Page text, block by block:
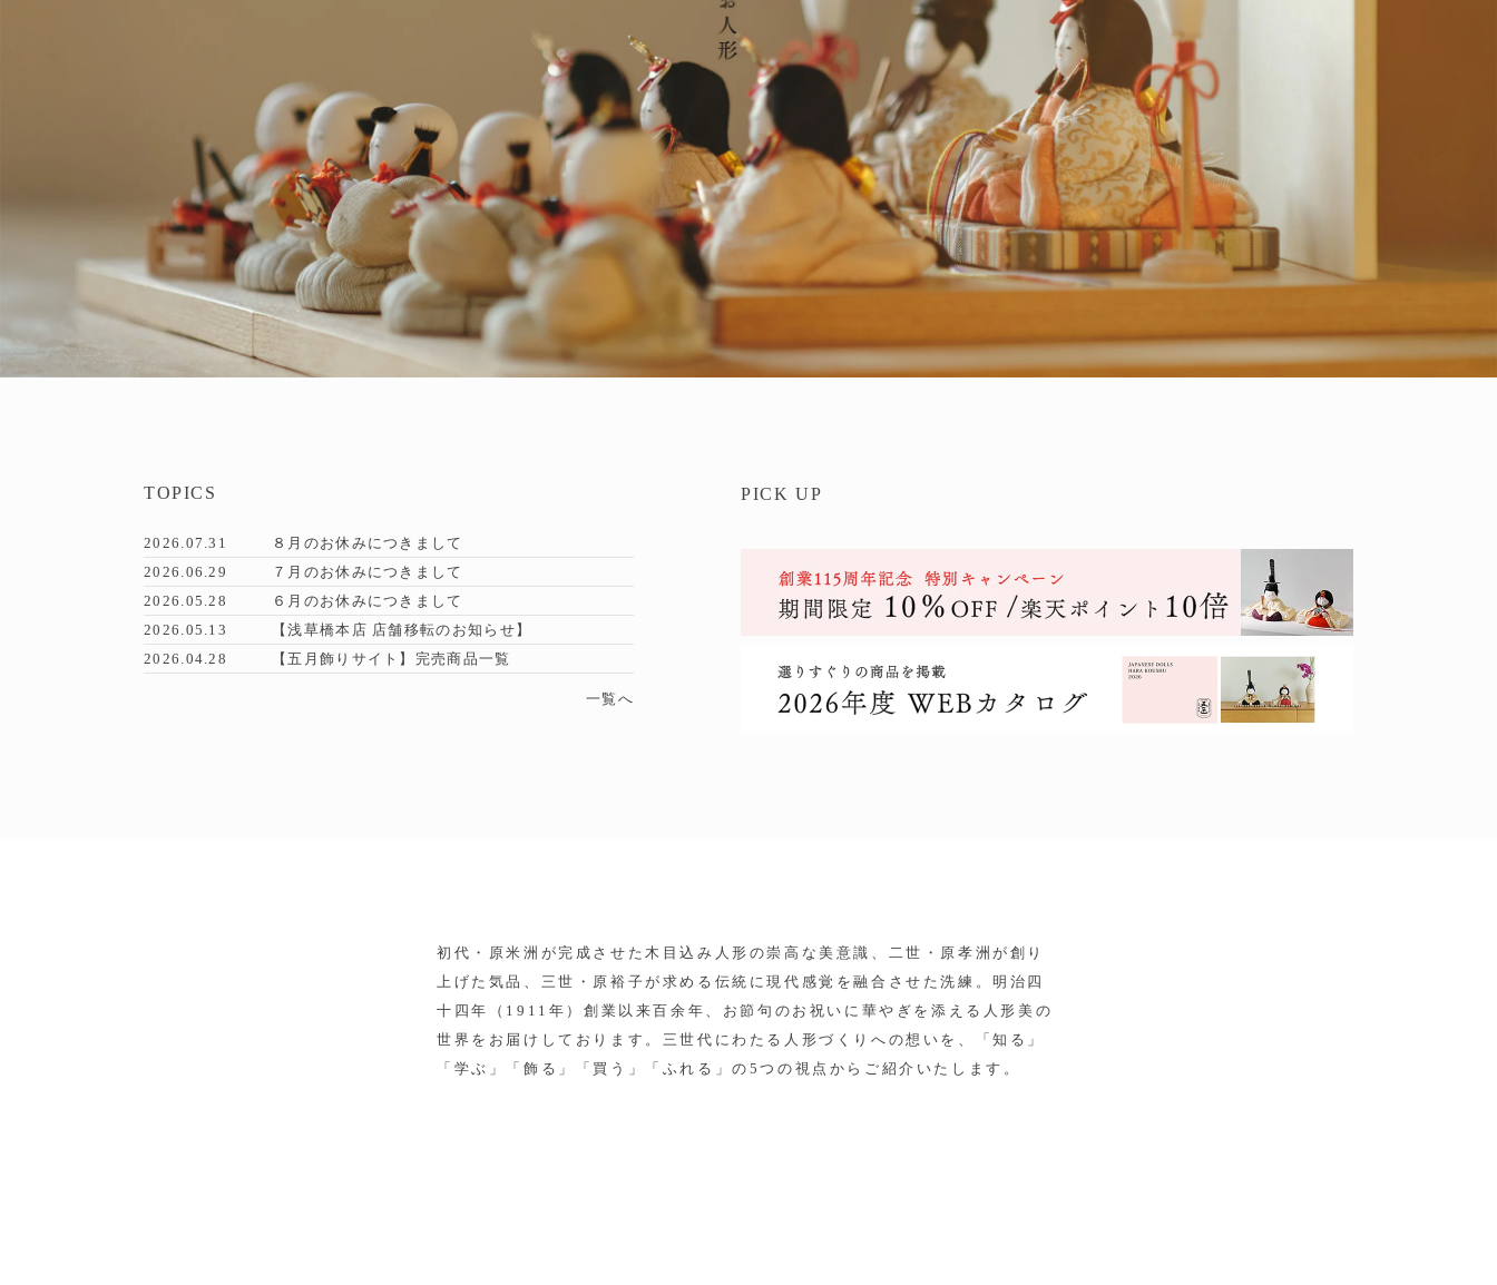
TOPICS
2026.07.31
８月のお休みにつきまして
2026.06.29
７月のお休みにつきまして
2026.05.28
６月のお休みにつきまして
2026.05.13
【浅草橋本店 店舗移転のお知らせ】
2026.04.28
【五月飾りサイト】完売商品一覧
一覧へ
PICK UP
初代・原米洲が完成させた木目込み人形の崇高な美意識、二世・原孝洲が創り
上げた気品、三世・原裕子が求める伝統に現代感覚を融合させた洗練。明治四
十四年（1911年）創業以来百余年、お節句のお祝いに華やぎを添える人形美の
世界をお届けしております。三世代にわたる人形づくりへの想いを、「知る」
「学ぶ」「飾る」「買う」「ふれる」の5つの視点からご紹介いたします。